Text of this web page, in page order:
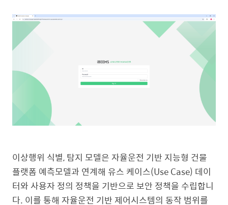
이상행위 식별, 탐지 모델은 자율운전 기반 지능형 건물
플랫폼 예측모델과 연계해 유스 케이스(Use Case) 데이
터와 사용자 정의 정책을 기반으로 보안 정책을 수립합니
다. 이를 통해 자율운전 기반 제어시스템의 동작 범위를